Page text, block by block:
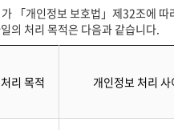
「개인정보 보호법」제32조에 따
의 처리 목적은 다음과 같습니다.
처리 목적 개인정보 처리